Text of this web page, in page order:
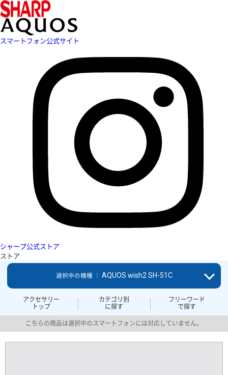
スマートフォン公式サイト
シャープ公式ストア
ストア
アクセサリー
トップ
カテゴリ別
に探す
フリーワード
で探す
選択中の機種 ： AQUOS wish2 SH-51C
こちらの商品は選択中のスマートフォンには対応していません。